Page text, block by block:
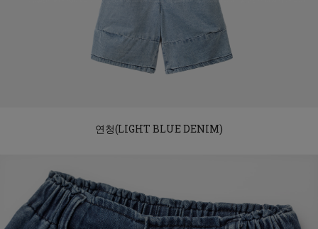
연청(LIGHT BLUE DENIM)